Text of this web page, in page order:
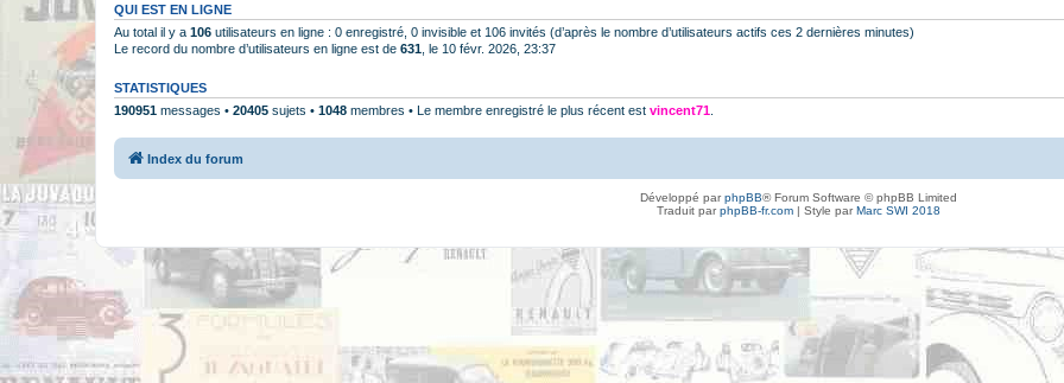
QUI EST EN LIGNE
Au total il y a 106 utilisateurs en ligne : 0 enregistré, 0 invisible et 106 invités (d’après le nombre d’utilisateurs actifs ces 2 dernières minutes)
Le record du nombre d’utilisateurs en ligne est de 631 , le 10 févr. 2026, 23:37
STATISTIQUES
190951 messages • 20405 sujets • 1048 membres • Le membre enregistré le plus récent est vincent71
Index du forum
Développé parphpBB® Forum Software © phpBB Limited
Traduit parphpBB-fr.com| Style parMarc SWI 2018